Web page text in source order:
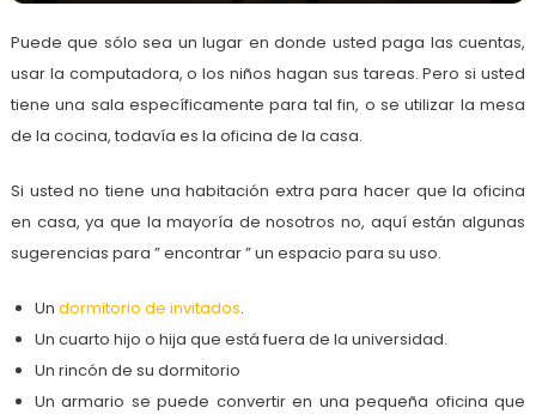
Puede que sólo sea un lugar en donde usted paga las cuentas,
usar la computadora, o los niños hagan sus tareas. Pero si usted
tiene una sala específicamente para tal fin, o se utilizar la mesa
de la cocina, todavía es la oficina de la casa.
Si usted no tiene una habitación extra para hacer que la oficina
en casa, ya que la mayoría de nosotros no, aquí están algunas
sugerencias para ” encontrar ” un espacio para su uso.
Un dormitorio de invitados.
Un cuarto hijo o hija que está fuera de la universidad.
Un rincón de su dormitorio
Un armario se puede convertir en una pequeña oficina que